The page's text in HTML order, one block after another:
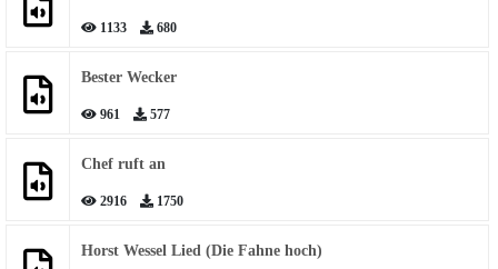
1133 680
Bester Wecker
961 577
Chef ruft an
2916 1750
Horst Wessel Lied (Die Fahne hoch)